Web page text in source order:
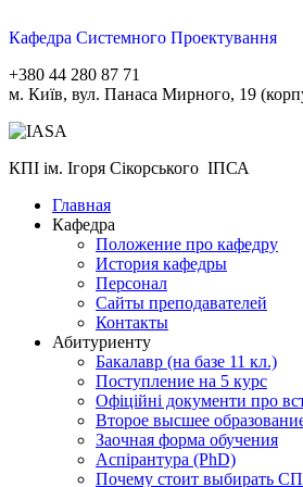
Кафедра Системного Проектування
+380 44 280 87 71
м. Київ, вул. Панаса Мирного, 19
КПІ ім. Ігоря Сікорського ІПСА
Главная
Кафедра
Положение про кафедру
История кафедры
Персонал
Сайты преподавателей
Контакты
Абитуриенту
Бакалавр (на базе 11 кл.)
Поступление на 5 курс
Офіційні документи про
Второе высшее
Заочная форма обучения
Aспірантура (PhD)
Почему стоит выбирать